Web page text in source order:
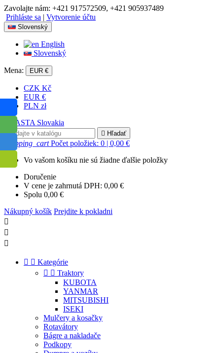
Zavolajte nám: +421 917572509, +421 905937489
Prihláste sa | Vytvorenie účtu
Slovenský
English
Slovenský
Mena: EUR €
CZK Kč
EUR €
PLN zł
 Hľadať
shopping_cart Počet položiek: 0 | 0,00 €
Vo vašom košíku nie sú žiadne ďalšie položky
Doručenie
V cene je zahrnutá DPH: 0,00 €
Spolu 0,00 €
Nákupný košík Prejdite k pokladni



  Kategórie
  Traktory
KUBOTA
YANMAR
MITSUBISHI
ISEKI
Mulčery a kosačky
Rotavátory
Bágre a nakladače
Podkopy